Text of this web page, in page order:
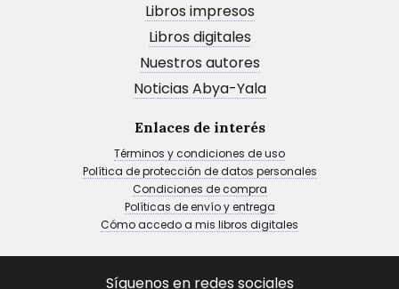
Libros impresos
Libros digitales
Nuestros autores
Noticias Abya-Yala
Enlaces de interés
Términos y condiciones de uso
Política de protección de datos personales
Condiciones de compra
Políticas de envío y entrega
Cómo accedo a mis libros digitales
Síguenos en redes sociales